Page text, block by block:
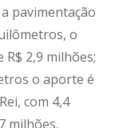
pavimentação
o
2,9 milhões;
o aporte é
com 4,4
milhões.